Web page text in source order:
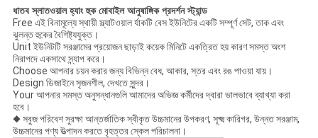
ধাতব স্লাতওয়াল হ্যাং হুক মোবাইল আনুষাঙ্গিক প্রদর্শন স্ট্যান্ড
Free এই বিনামূল্যে স্থায়ী স্ল্যাটওয়াল র্যাকটি বেস ইউনিটের একটি সম্পূর্ণ সেট, তাক এবং
ঝুলন্ত হুকের বৈশিষ্ট্যযুক্ত।
Unit ইউনিটটি সরঞ্জামের প্রয়োজন ছাড়াই কয়েক মিনিটে একত্রিত হয় কারণ সমস্ত অংশ
নিরাপদে একসাথে স্ন্যাপ করে।
Choose আপনার চয়ন করার জন্য বিভিন্ন বেধ, আকার, স্তর এবং রঙ পাওয়া যায়।
Design ডিজাইনে সৃজনশীল, দেখতে সুন্দর।
Your আপনার সমস্ত অনুসন্ধানগুলি আমাদের অভিজ্ঞ কর্মীদের দ্বারা ভালভাবে ব্যাখ্যা করা
হবে।
◆ সবুজ পরিবেশ সুরক্ষা আন্তর্জাতিক স্বীকৃত উচ্চমানের উপকরণ, সূক্ষ্ম কারিগর, উন্নত সরঞ্জাম,
উচ্চমানের পণ্য উত্পাদন করতে বৃহত্তর স্কেল পরিচালনা।